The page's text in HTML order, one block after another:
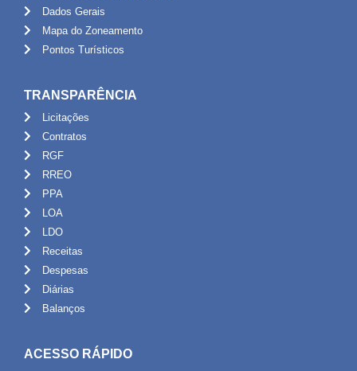
Dados Gerais
Mapa do Zoneamento
Pontos Turísticos
TRANSPARÊNCIA
Licitações
Contratos
RGF
RREO
PPA
LOA
LDO
Receitas
Despesas
Diárias
Balanços
ACESSO RÁPIDO